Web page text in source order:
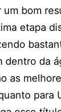
bom
etapa
dentro da
as
para